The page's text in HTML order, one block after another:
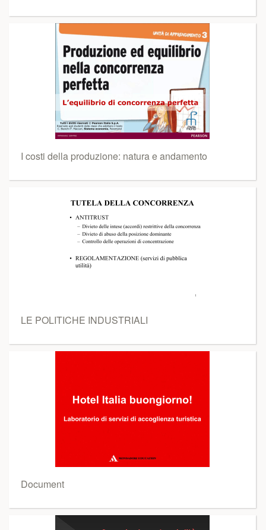
I costi della produzione: natura e andamento
LE POLITICHE INDUSTRIALI
Document